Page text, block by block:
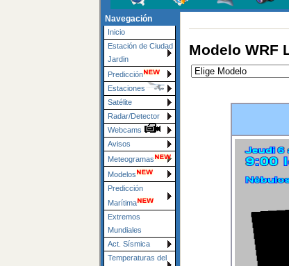
Navegación
Inicio
Estación de Ciudad
Jardin
Predicción
Estaciones
Satélite
Radar/Detector
Webcams
Avisos
Meteogramas
Modelos
Predicción
Marítima
Extremos
Mundiales
Act. Sísmica
Temperaturas del
Modelo WRF